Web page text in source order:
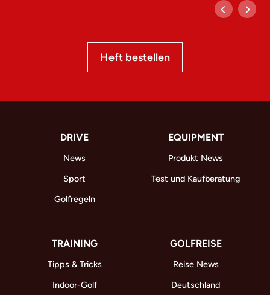
Heft bestellen
DRIVE
News
Sport
Golfregeln
EQUIPMENT
Produkt News
Test und Kaufberatung
TRAINING
Tipps & Tricks
Indoor-Golf
GOLFREISE
Reise News
Deutschland